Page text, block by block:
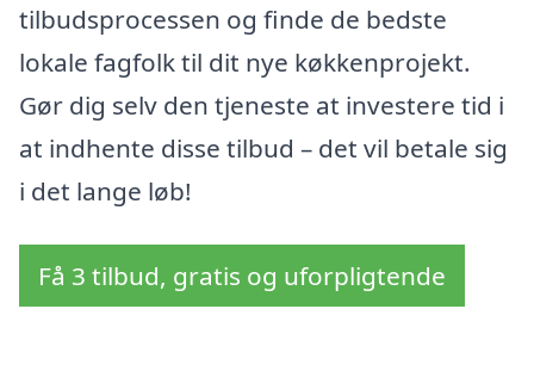
tilbudsprocessen og finde de bedste
lokale fagfolk til dit nye køkkenprojekt.
Gør dig selv den tjeneste at investere tid i
at indhente disse tilbud – det vil betale sig
i det lange løb!
Få 3 tilbud, gratis og uforpligtende